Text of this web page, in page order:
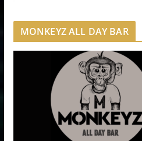
MONKEYZ ALL DAY BAR